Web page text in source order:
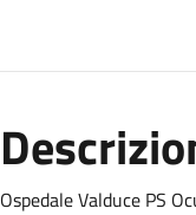
Ospedale Valduce PS